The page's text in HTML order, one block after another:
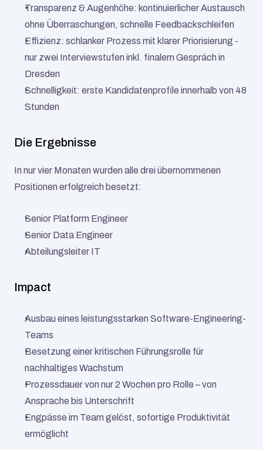
Transparenz & Augenhöhe: kontinuierlicher Austausch
ohne Überraschungen, schnelle Feedbackschleifen
Effizienz: schlanker Prozess mit klarer Priorisierung -
nur zwei Interviewstufen inkl. finalem Gespräch in
Dresden
Schnelligkeit: erste Kandidatenprofile innerhalb von 48
Stunden
Die Ergebnisse
In nur vier Monaten wurden alle drei übernommenen
Positionen erfolgreich besetzt:
Senior Platform Engineer
Senior Data Engineer
Abteilungsleiter IT
Impact
Ausbau eines leistungsstarken Software-Engineering-
Teams
Besetzung einer kritischen Führungsrolle für
nachhaltiges Wachstum
Prozessdauer von nur 2 Wochen pro Rolle – von
Ansprache bis Unterschrift
Engpässe im Team gelöst, sofortige Produktivität
ermöglicht